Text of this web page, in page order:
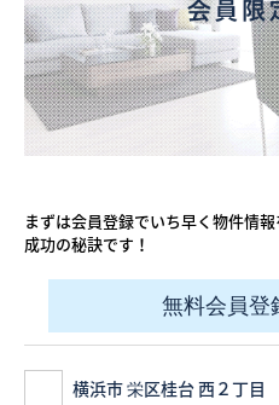
まずは会員登録でいち早く物件情
成功の秘訣です！
無料会員登
横浜市 栄区桂台 西２丁目